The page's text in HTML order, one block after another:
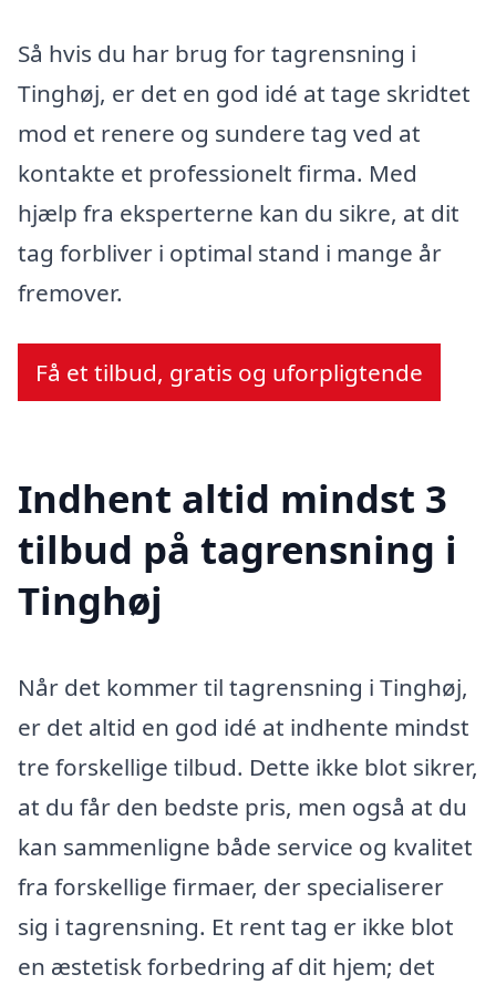
Så hvis du har brug for tagrensning i
Tinghøj, er det en god idé at tage skridtet
mod et renere og sundere tag ved at
kontakte et professionelt firma. Med
hjælp fra eksperterne kan du sikre, at dit
tag forbliver i optimal stand i mange år
fremover.
Få et tilbud, gratis og uforpligtende
Indhent altid mindst 3
tilbud på tagrensning i
Tinghøj
Når det kommer til tagrensning i Tinghøj,
er det altid en god idé at indhente mindst
tre forskellige tilbud. Dette ikke blot sikrer,
at du får den bedste pris, men også at du
kan sammenligne både service og kvalitet
fra forskellige firmaer, der specialiserer
sig i tagrensning. Et rent tag er ikke blot
en æstetisk forbedring af dit hjem; det